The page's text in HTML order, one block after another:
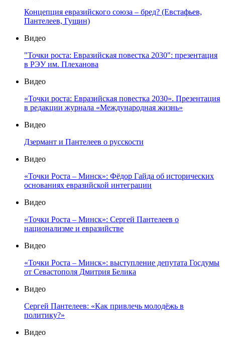
Концепция евразийского союза – бред? (Евстафьев,
Пантелеев, Гущин)
Видео
"Точки роста: Евразийская повестка 2030": презентация
в РЭУ им. Плеханова
Видео
«Точки роста: Евразийская повестка 2030». Презентация
в редакции журнала «Международная жизнь»
Видео
Дзермант и Пантелеев о русскости
Видео
«Точки Роста – Минск»: Фёдор Гайда об исторических
основаниях евразийской интеграции
Видео
«Точки Роста – Минск»: Сергей Пантелеев о
национализме и евразийстве
Видео
«Точки Роста – Минск»: выступление депутата Госдумы
от Севастополя Дмитрия Белика
Видео
Сергей Пантелеев: «Как привлечь молодёжь в
политику?»
Видео